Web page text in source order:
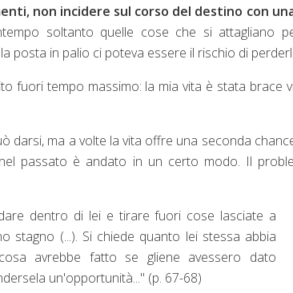
non incidere sul corso del destino con
soltanto quelle cose che si attagliano
posta in palio ci poteva essere il rischio di
fuori tempo massimo: la mia vita è stata brace
darsi, ma a volte la vita offre una seconda
passato è andato in un certo modo. Il
dentro di lei e tirare fuori cose lasciate a
stagno (...). Si chiede quanto lei stessa abbia
avrebbe fatto se gliene avessero dato
un'opportunità..." (p. 67-68)